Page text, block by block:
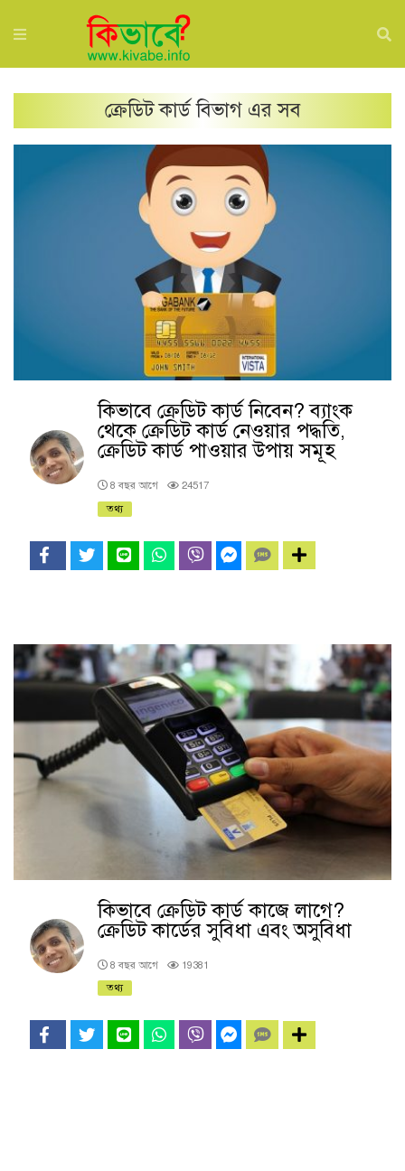
ক্রেডিট কার্ডবিভাগ এর সব
কিভাবে ক্রেডিট কার্ড নিবেন? ব্যাংক
থেকে ক্রেডিট কার্ড নেওয়ার পদ্ধতি,
ক্রেডিট কার্ড পাওয়ার উপায় সমূহ
8 বছর আগে
24517
তথ্য
কিভাবে ক্রেডিট কার্ড কাজে লাগে?
ক্রেডিট কার্ডের সুবিধা এবং অসুবিধা
8 বছর আগে
19381
তথ্য